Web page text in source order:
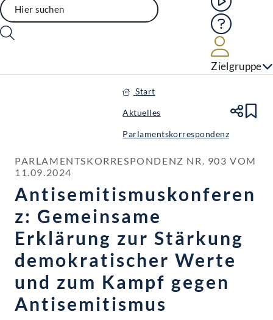
Hilfe
Zielgruppe
Start
Aktuelles
Parlamentskorrespondenz
PARLAMENTSKORRESPONDENZ NR. 903 VOM
11.09.2024
Antisemitismuskonferen
z: Gemeinsame
Erklärung zur Stärkung
demokratischer Werte
und zum Kampf gegen
Antisemitismus